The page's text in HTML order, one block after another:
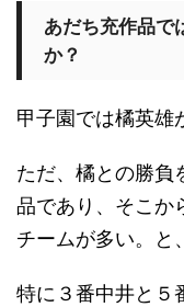
あだち充作品で
か？
甲子園では橘英雄
ただ、橘との勝負
品であり、そこか
チームが多い。と
特に３番中井と５